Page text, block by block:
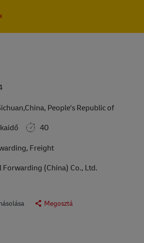
People's Republic of
40
Freight
Forwarding (China) Co., Ltd.
Megosztá